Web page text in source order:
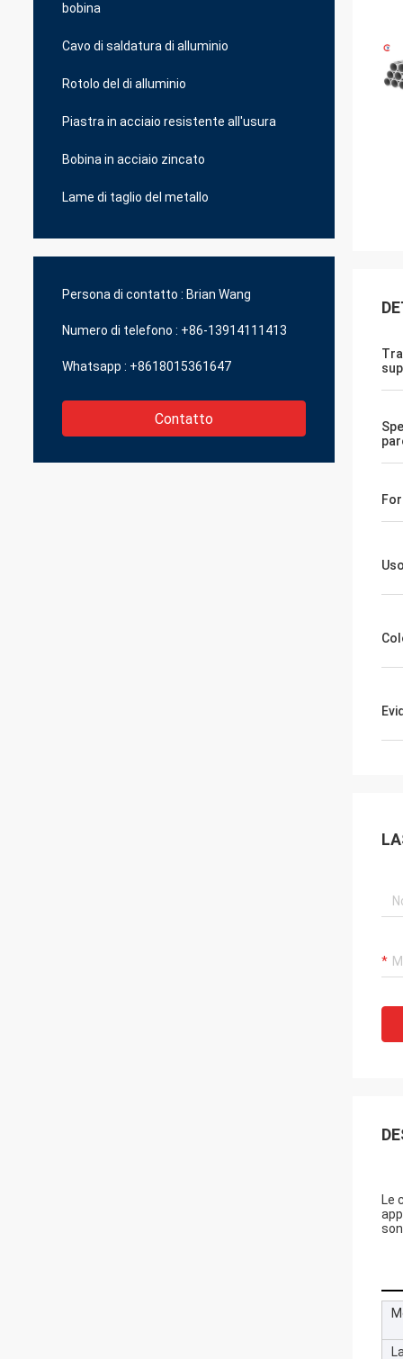
bobina
Cavo di saldatura di alluminio
Rotolo del di alluminio
Piastra in acciaio resistente all'usura
Bobina in acciaio zincato
Lame di taglio del metallo
Persona di contatto : Brian Wang
Numero di telefono : +86-13914111413
Whatsapp : +8618015361647
Contatto
Uso
Le